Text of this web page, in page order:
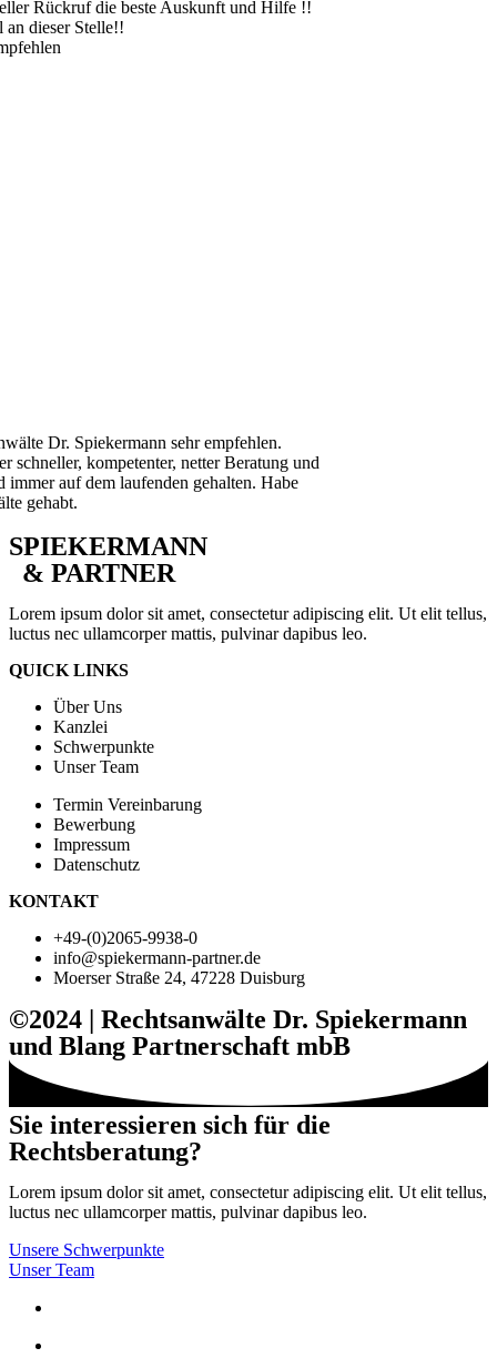
SPIEKERMANN
& PARTNER
Lorem ipsum dolor sit amet, consectetur adipiscing elit. Ut elit tellus,
luctus nec ullamcorper mattis, pulvinar dapibus leo.
QUICK LINKS
Über Uns
Kanzlei
Schwerpunkte
Unser Team
Termin Vereinbarung
Bewerbung
Impressum
Datenschutz
KONTAKT
+49-(0)2065-9938-0
info@spiekermann-partner.de
Moerser Straße 24, 47228 Duisburg
©2024 | Rechtsanwälte Dr. Spiekermann
und Blang Partnerschaft mbB
Sie interessieren sich für die
Rechtsberatung?
Lorem ipsum dolor sit amet, consectetur adipiscing elit. Ut elit tellus,
luctus nec ullamcorper mattis, pulvinar dapibus leo.
Unsere Schwerpunkte
Unser Team